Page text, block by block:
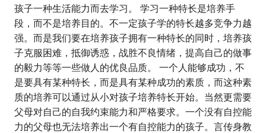
孩子一种生活能力而去学习。 学习一种特长是培养手
段，而不是培养目的。不一定孩子学的特长越多竞争力越
强。而是我们要在培养孩子拥有一种特长的同时，培养孩
子克服困难，抵御诱惑，战胜不良情绪，提高自己的做事
的毅力等等一些做人的优良品质。 一个人能够成功，不
是要具有某种特长，而是具有某种成功的素质，而这种素
质的培养可以通过从小对孩子培养特长开始。当然更需要
父母对自己的自我约束能力和严格要求。一个没有自控能
力的父母也无法培养出一个有自控能力的孩子。言传身教